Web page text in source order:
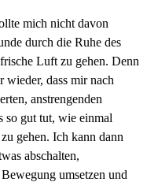
mich nicht davon
durch die Ruhe des
Luft zu gehen. Denn
wieder, dass mir nach
anstrengenden
so gut tut, wie einmal
gehen. Ich kann dann
abschalten,
umsetzen und